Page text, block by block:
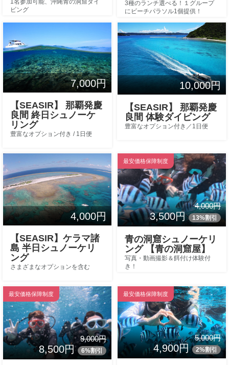
1名参加可能、沖縄青の洞窟ダイ
ビング
3種のランチ選べる！１グループ
にビーチパラソル1個提供！
7,000円
【SEASIR】 那覇発慶
良間 終日シュノーケ
リング
豊富なオプション付き / 1日便
10,000円
【SEASIR】 那覇発慶
良間 体験ダイビング
豊富なオプション付き／1日便
4,000円
【SEASIR】ケラマ諸
島 半日シュノーケリ
ング
さまざまなオプションを含む
最安価格保障制度
4,000円
3,500円 13%割引
青の洞窟シュノーケリ
ング 【青の洞窟屋】
写真・動画撮影＆餌付け体験付
き！
最安価格保障制度
9,000円
8,500円 6%割引
最安価格保障制度
5,000円
4,900円 2%割引